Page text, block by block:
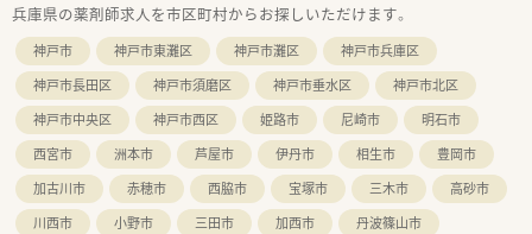
昇給・賞与が出ます。
■年間休日は116日あり、夏季休暇や年末年始休暇もしっかりと
確保されています。
兵庫県の薬剤師求人を市区町村からお探しいただけます。
神戸市 神戸市東灘区 神戸市灘区
神戸市兵庫区
神戸市長田区
神戸市須磨区 神戸市垂水区
神戸市北区
神戸市中央区
神戸市西区 姫路市 尼崎市
明石市
西宮市
洲本市 芦屋市 伊丹市 相生市
豊岡市
加古川市
赤穂市 西脇市 宝塚市 三木市
高砂市
川西市
小野市 三田市 加西市
丹波篠山市